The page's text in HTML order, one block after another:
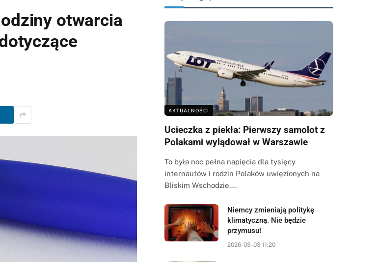
otwarcia
AKTUALNOŚCI
Ucieczka z piekła: Pierwszy samolot z
Polakami wylądował w Warszawie
To była noc pełna napięcia dla tysięcy
internautów i rodzin Polaków uwięzionych na
Bliskim Wschodzie.…
Niemcy zmieniają politykę
klimatyczną. Nie będzie
przymusu!
2026-03-03 11:20